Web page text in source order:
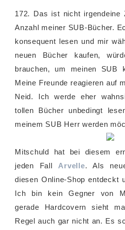
172. Das ist nicht irgendeine
Anzahl meiner SUB-Bücher.
konsequent lesen und mir
neuen Bücher kaufen,
brauchen, um meinen SUB
Meine Freunde reagieren auf
Neid. Ich werde eher
tollen Bücher unbedingt
meinem SUB Herr werden
Mitschuld hat bei diesem
jeden Fall Arvelle. Als
diesen Online-Shop entdeckt
Ich bin kein Gegner von
gerade Hardcovern sieht
Regel auch gar nicht an. Es